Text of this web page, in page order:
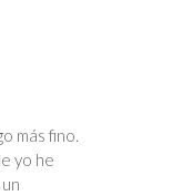
más fino.
yo he